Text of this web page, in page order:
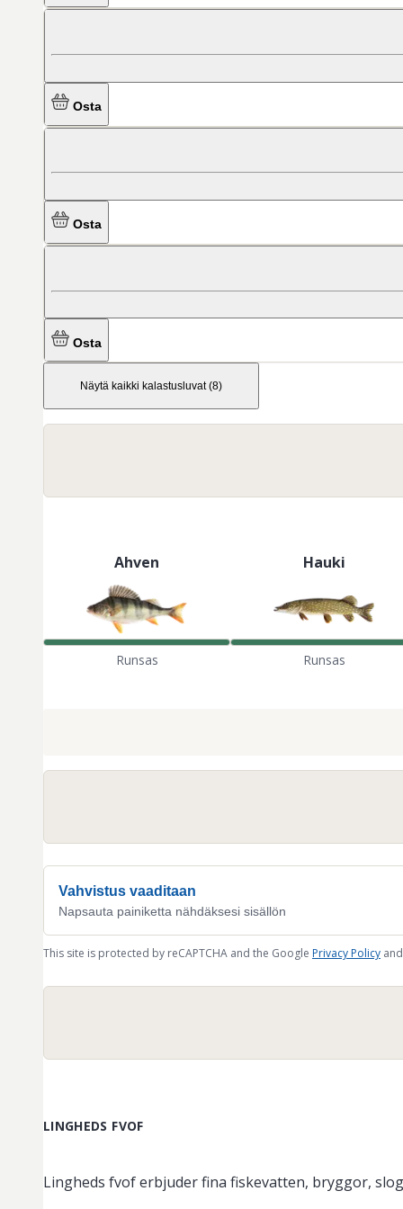
Osta
Osta
Osta
Näytä kaikki kalastusluvat(8)
Ahven
Runsas
Hauki
Runsas
Vahvistus vaaditaan
Napsauta painiketta nähdäksesi sisällön
This site is protected by reCAPTCHA and the Google Privacy Policy and
LINGHEDS FVOF
Lingheds fvof erbjuder fina fiskevatten, bryggor,